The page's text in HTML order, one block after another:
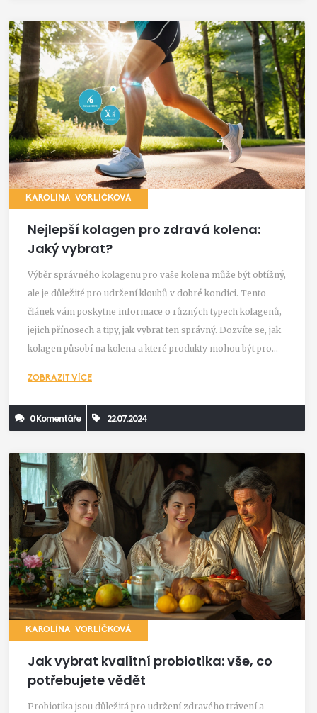
KAROLÍNA VORLÍČKOVÁ
Nejlepší kolagen pro zdravá kolena:
Jaký vybrat?
Výběr správného kolagenu pro vaše kolena může být obtížný,
ale je důležité pro udržení kloubů v dobré kondici. Tento
článek vám poskytne informace o různých typech kolagenů,
jejich přínosech a tipy, jak vybrat ten správný. Dozvíte se, jak
kolagen působí na kolena a které produkty mohou být pro
ZOBRAZIT VÍCE
0 Komentáře 22.07.2024
KAROLÍNA VORLÍČKOVÁ
Jak vybrat kvalitní probiotika: vše, co
potřebujete vědět
Probiotika jsou důležitá pro udržení zdravého trávení a